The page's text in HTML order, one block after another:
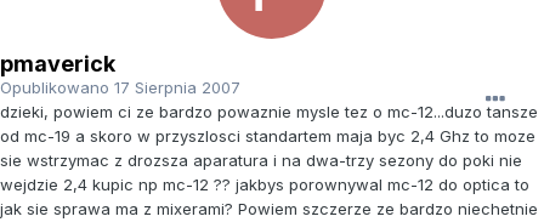
pmaverick
Opublikowano 17 Sierpnia 2007
dzieki, powiem ci ze bardzo powaznie mysle tez o mc-12...duzo tansze
od mc-19 a skoro w przyszlosci standartem maja byc 2,4 Ghz to moze
sie wstrzymac z drozsza aparatura i na dwa-trzy sezony do poki nie
wejdzie 2,4 kupic np mc-12 ?? jakbys porownywal mc-12 do optica to
jak sie sprawa ma z mixerami? Powiem szczerze ze bardzo niechetnie